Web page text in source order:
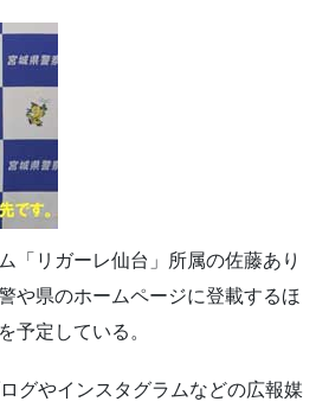
「リガーレ仙台」所属の佐藤あり
や県のホームページに登載するほ
予定している。
グやインスタグラムなどの広報媒